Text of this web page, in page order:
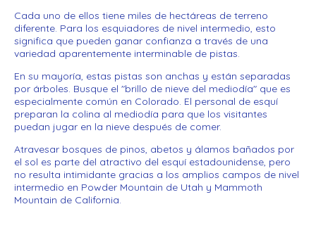
Cada uno de ellos tiene miles de hectáreas de terreno
diferente. Para los esquiadores de nivel intermedio, esto
significa que pueden ganar confianza a través de una
variedad aparentemente interminable de pistas.
En su mayoría, estas pistas son anchas y están separadas
por árboles. Busque el "brillo de nieve del mediodía" que es
especialmente común en Colorado. El personal de esquí
preparan la colina al mediodía para que los visitantes
puedan jugar en la nieve después de comer.
Atravesar bosques de pinos, abetos y álamos bañados por
el sol es parte del atractivo del esquí estadounidense, pero
no resulta intimidante gracias a los amplios campos de nivel
intermedio en Powder Mountain de Utah y Mammoth
Mountain de California.